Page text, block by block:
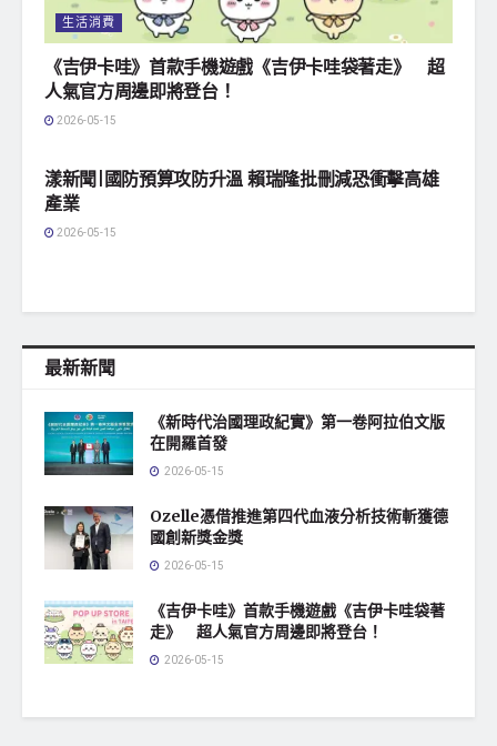
生活消費
《吉伊卡哇》首款手機遊戲《吉伊卡哇袋著走》 超
人氣官方周邊即將登台！
2026-05-15
漾新聞|國防預算攻防升溫 賴瑞隆批刪減恐衝擊高雄
產業
2026-05-15
最新新聞
《新時代治國理政紀實》第一卷阿拉伯文版
在開羅首發
2026-05-15
Ozelle憑借推進第四代血液分析技術斬獲德
國創新獎金獎
2026-05-15
《吉伊卡哇》首款手機遊戲《吉伊卡哇袋著
走》 超人氣官方周邊即將登台！
2026-05-15